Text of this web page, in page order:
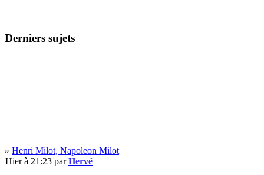
Derniers sujets
Hier à 21:23 parHervé